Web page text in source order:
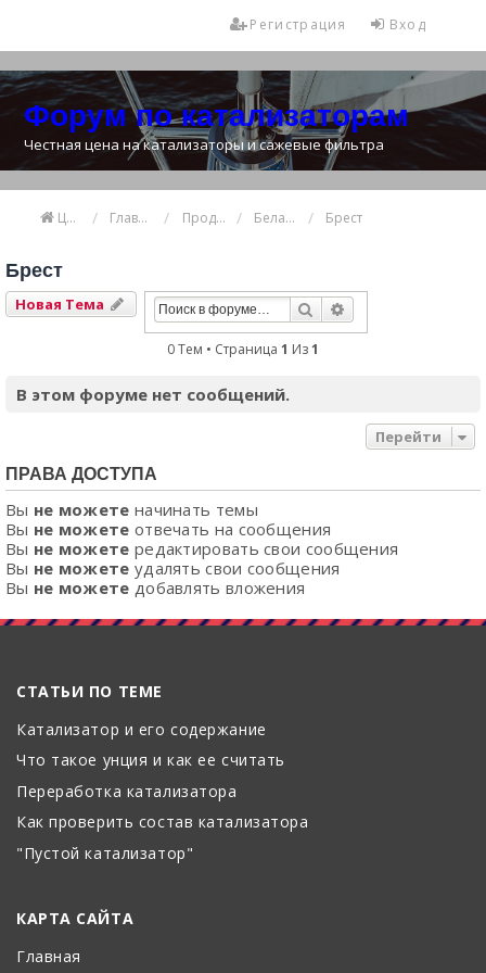
Вход
Регистрация
Форум по катализаторам
Честная цена на катализаторы и сажевые фильтра
Цена катализатора Главная Продажа и покупка катализаторов Беларусь Брест
Брест
Новая Тема Поиск
0 Тем • Страница 1 Из1
В этом форуме нет сообщений.
Перейти
ПРАВА ДОСТУПА
Вы не можете начинать темы
Вы не можете отвечать на сообщения
Вы не можете редактировать свои сообщения
Вы не можете удалять свои сообщения
Вы не можете добавлять вложения
СТАТЬИ ПО ТЕМЕ
Катализатор и его содержание
Что такое унция и как ее считать
Переработка катализатора
Как проверить состав катализатора
"Пустой катализатор"
КАРТА САЙТА
Главная